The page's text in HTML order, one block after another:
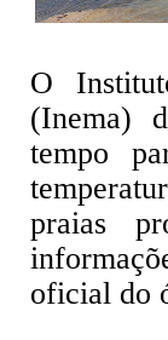
O
(Inema)
tempo
praias
oficial do